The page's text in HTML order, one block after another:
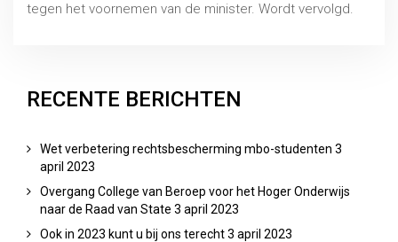
tegen het voornemen van de minister. Wordt vervolgd.
RECENTE BERICHTEN
Wet verbetering rechtsbescherming mbo-studenten 3
april 2023
Overgang College van Beroep voor het Hoger Onderwijs
naar de Raad van State 3 april 2023
Ook in 2023 kunt u bij ons terecht3 april 2023